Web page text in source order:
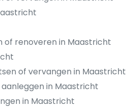
of renoveren in Maastricht
of vervangen in Maastricht
in Maastricht
in Maastricht